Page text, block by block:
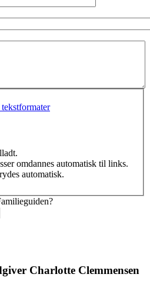
omdannes automatisk til links.
automatisk.
Charlotte Clemmensen